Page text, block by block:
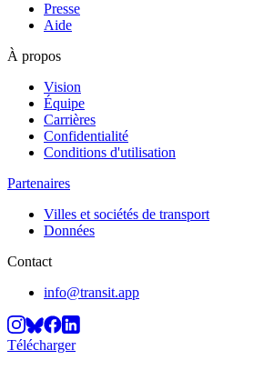
Presse
Aide
À propos
Vision
Équipe
Carrières
Confidentialité
Conditions d'utilisation
Partenaires
Villes et sociétés de transport
Données
Contact
info@transit.app
Télécharger